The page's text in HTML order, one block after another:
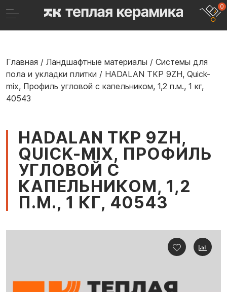
0
Главная / Ландшафтные материалы / Системы для
пола и укладки плитки / HADALAN TKP 9ZH, Quick-
mix, Профиль угловой с капельником, 1,2 п.м., 1 кг,
40543
HADALAN TKP 9ZH,
QUICK-MIX, ПРОФИЛЬ
УГЛОВОЙ С
КАПЕЛЬНИКОМ, 1,2
П.М., 1 КГ, 40543